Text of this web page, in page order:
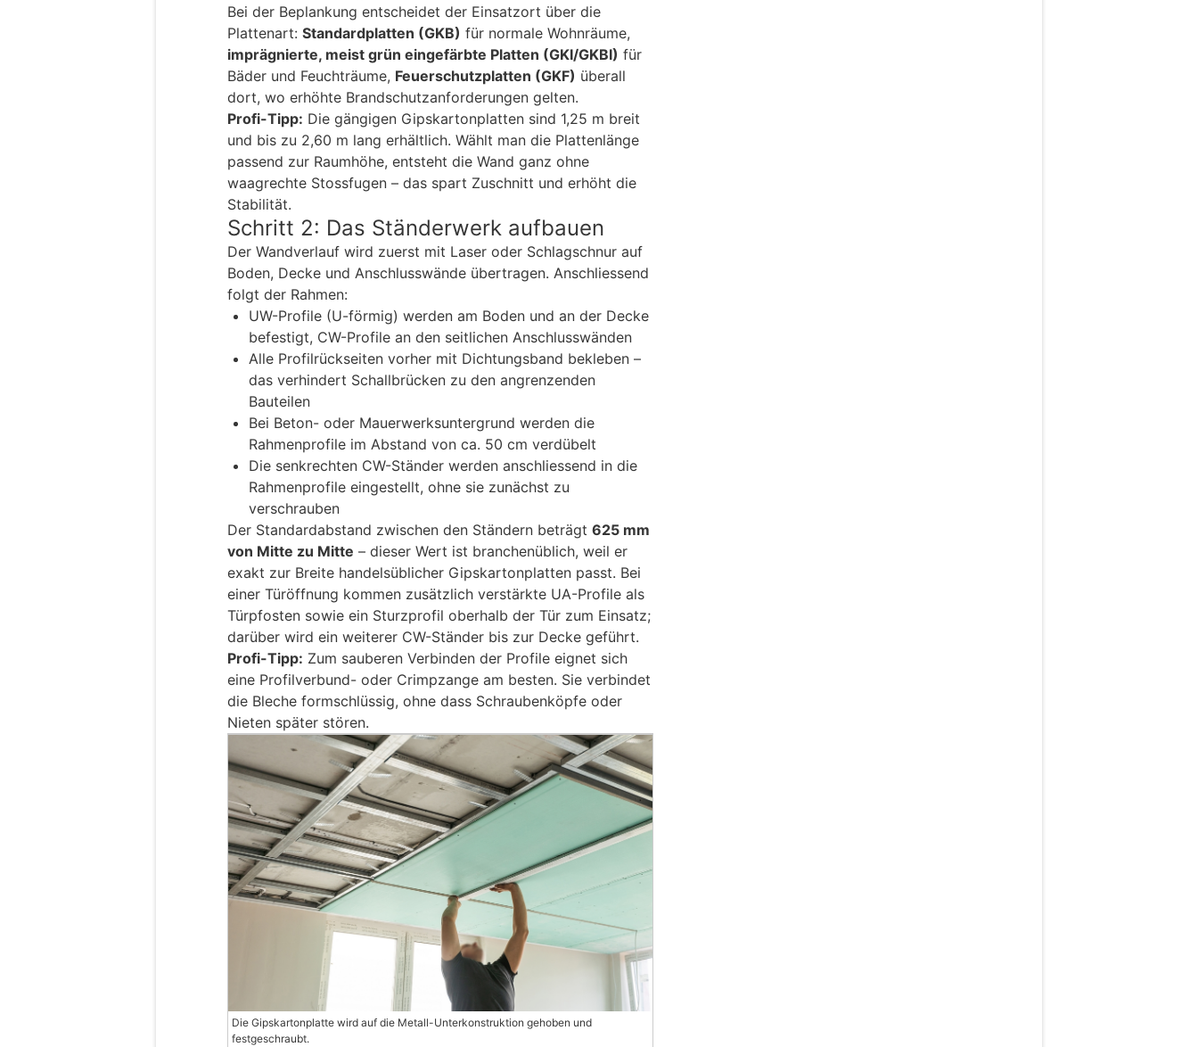
Bei der Beplankung entscheidet der Einsatzort über die
Plattenart: Standardplatten (GKB) für normale Wohnräume,
imprägnierte, meist grün eingefärbte Platten (GKI/GKBI) für
Bäder und Feuchträume, Feuerschutzplatten (GKF) überall
dort, wo erhöhte Brandschutzanforderungen gelten.
Profi-Tipp: Die gängigen Gipskartonplatten sind 1,25 m breit
und bis zu 2,60 m lang erhältlich. Wählt man die Plattenlänge
passend zur Raumhöhe, entsteht die Wand ganz ohne
waagrechte Stossfugen – das spart Zuschnitt und erhöht die
Stabilität.
Schritt 2: Das Ständerwerk aufbauen
Der Wandverlauf wird zuerst mit Laser oder Schlagschnur auf
Boden, Decke und Anschlusswände übertragen. Anschliessend
folgt der Rahmen:
UW-Profile (U-förmig) werden am Boden und an der Decke
befestigt, CW-Profile an den seitlichen Anschlusswänden
Alle Profilrückseiten vorher mit Dichtungsband bekleben –
das verhindert Schallbrücken zu den angrenzenden
Bauteilen
Bei Beton- oder Mauerwerksuntergrund werden die
Rahmenprofile im Abstand von ca. 50 cm verdübelt
Die senkrechten CW-Ständer werden anschliessend in die
Rahmenprofile eingestellt, ohne sie zunächst zu
verschrauben
Der Standardabstand zwischen den Ständern beträgt 625 mm
von Mitte zu Mitte – dieser Wert ist branchenüblich, weil er
exakt zur Breite handelsüblicher Gipskartonplatten passt. Bei
einer Türöffnung kommen zusätzlich verstärkte UA-Profile als
Türpfosten sowie ein Sturzprofil oberhalb der Tür zum Einsatz;
darüber wird ein weiterer CW-Ständer bis zur Decke geführt.
Profi-Tipp: Zum sauberen Verbinden der Profile eignet sich
eine Profilverbund- oder Crimpzange am besten. Sie verbindet
die Bleche formschlüssig, ohne dass Schraubenköpfe oder
Nieten später stören.
Die Gipskartonplatte wird auf die Metall-Unterkonstruktion gehoben und
festgeschraubt.